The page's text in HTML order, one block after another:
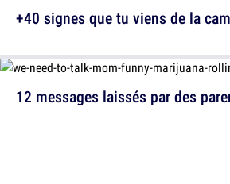
12 messages laissés par des
+40 signes que tu viens de la